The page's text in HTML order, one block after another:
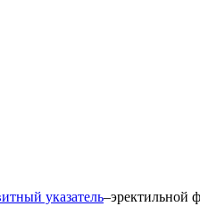
указатель–эректильной